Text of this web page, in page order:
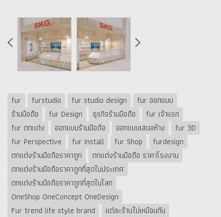
fur furstudio fur studio design
fur ออกแบบ
ร้านมือถือ
fur Design ธุรกิจร้านมือถือ
fur เจ้าแรก
fur ตกแต่ง
ออกแบบร้านมือถือ ออกแบบเสนอห้าง
fur 3D
fur Perspective
fur install fur Shop
furdesign
ตกแต่งร้านมือถือราคาถูก
ตกแต่งร้านมือถือ ราคาโรงงาน
ตกแต่งร้านมือถือราคาถูกที่สุดในประเทศ
ตกแต่งร้านมือถือราคาถูกที่สุดในโลก
OneShop OneConcept OneDesign
Fur trend life style brand
แต่ละร้านไม่เหมือนกัน